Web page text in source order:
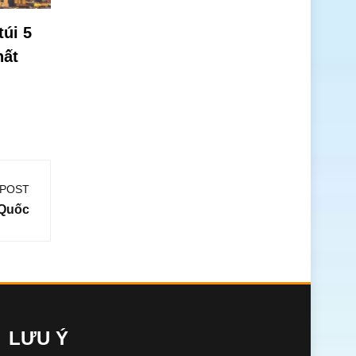
5
LƯU Ý